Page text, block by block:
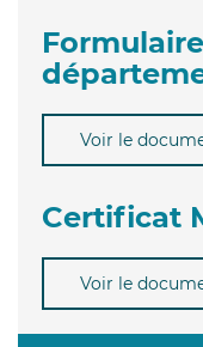
Voir le
Certificat
Voir le